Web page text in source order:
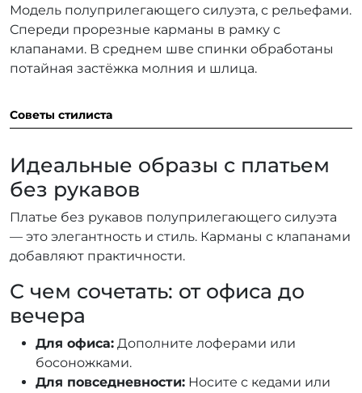
Советы стилиста
Идеальные образы с платьем
без рукавов
Платье без рукавов полуприлегающего силуэта
— это элегантность и стиль. Карманы с клапанами
добавляют практичности.
С чем сочетать: от офиса до
вечера
Для офиса: Дополните лоферами или
босоножками.
Для повседневности: Носите с кедами или
Модель полуприлегающего силуэта, с рельефами.
Спереди прорезные карманы в рамку с
клапанами. В среднем шве спинки обработаны
потайная застёжка молния и шлица.